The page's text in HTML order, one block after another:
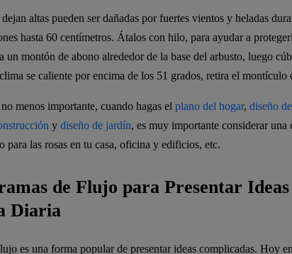
dejan altas pueden ser dañadas por fuertes vientos y heladas
hasta 60 centímetros. Átalos con hilo, para ayudar a
un montón de abono alrededor de la base del arbusto, luego
se caliente por encima de los 51 grados, retira el montículo
menos importante, cuando hagas el plano del hogar, diseño
y diseño de jardín, es muy importante considerar una
para las rosas en tu casa, oficina y edificios, etc.
de Flujo para Presentar
Diaria
es una forma popular de presentar ideas complicadas. Hoy